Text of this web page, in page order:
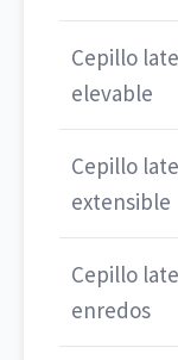
Cepillo
elevable
Cepillo
extensible
Cepillo
enredos